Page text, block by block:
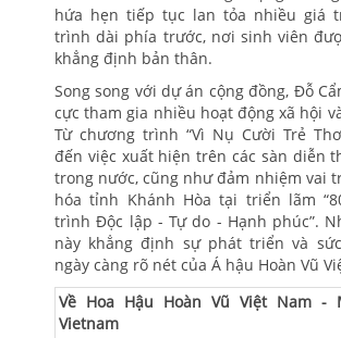
hứa hẹn tiếp tục lan tỏa nhiều giá
trình dài phía trước, nơi sinh viên
khẳng định bản thân.
Song song với dự án cộng đồng, Đỗ
cực tham gia nhiều hoạt động xã hội
Từ chương trình “Vì Nụ Cười Trẻ
đến việc xuất hiện trên các sàn diễn
trong nước, cũng như đảm nhiệm vai
hóa tỉnh Khánh Hòa tại triển lãm
trình Độc lập - Tự do - Hạnh phúc”.
này khẳng định sự phát triển và
ngày càng rõ nét của Á hậu Hoàn Vũ
Về Hoa Hậu Hoàn Vũ Việt Nam -
Vietnam